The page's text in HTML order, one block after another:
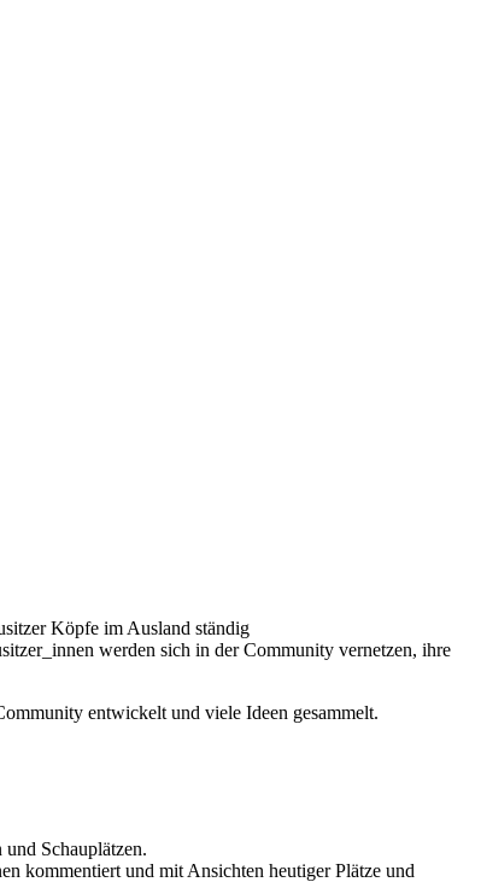
Köpfe im Ausland ständig
werden sich in der Community vernetzen, ihre
entwickelt und viele Ideen gesammelt.
Schauplätzen.
kommentiert und mit Ansichten heutiger Plätze und